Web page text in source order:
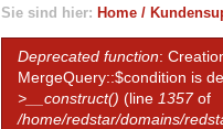
Sie sind hier: Home /
Error message
Deprecated function:
MergeQuery::$condition is
>__construct() (line 1357of
/home/redstar/domains/